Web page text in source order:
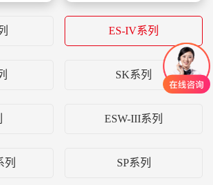
ES-IV系列
SK系列
ESW-III系列
列 SP系列